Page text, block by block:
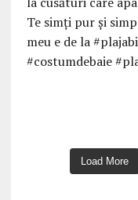
Load More